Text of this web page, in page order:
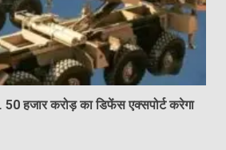
50 हजार करोड़ का डिफेंस एक्सपोर्ट करेगा